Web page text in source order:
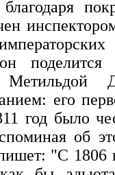
его
год было
об
"С 1806